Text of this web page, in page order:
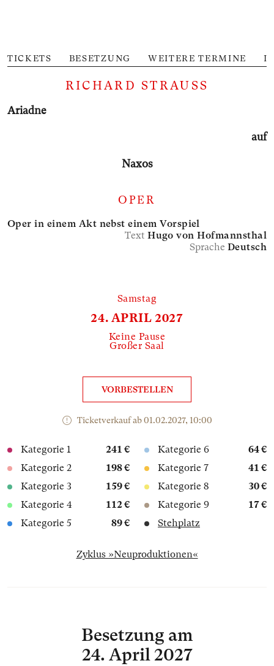
TICKETS BESETZUNG WEITERE TERMINE
RICHARD STRAUSS
Ariadne
auf
Naxos
OPER
Oper in einem Akt nebst einem Vorspiel
TextHugo von Hofmannsthal
Sprache Deutsch
Samstag
24. APRIL 2027
Keine Pause
Großer Saal
VORBESTELLEN
Ticketverkauf ab 01.02.2027, 10:00
Kategorie 1
241 €
Kategorie 2
198 €
Kategorie 3
159 €
Kategorie 4
112 €
Kategorie 5
89 €
Kategorie 6
64 €
Kategorie 7
41 €
Kategorie 8
30 €
Kategorie 9
17 €
Stehplatz
Zyklus »Neuproduktionen«
Besetzung am
24. April 2027